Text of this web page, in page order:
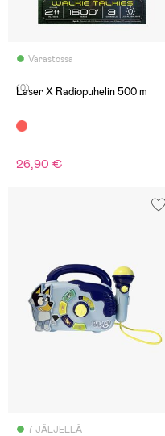
Varastossa
(0)
Laser X Radiopuhelin 500 m
26,90 €
7 JÄLJELLÄ